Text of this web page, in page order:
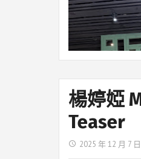
楊婷婭
Teaser
2025 年 12 月 7 日